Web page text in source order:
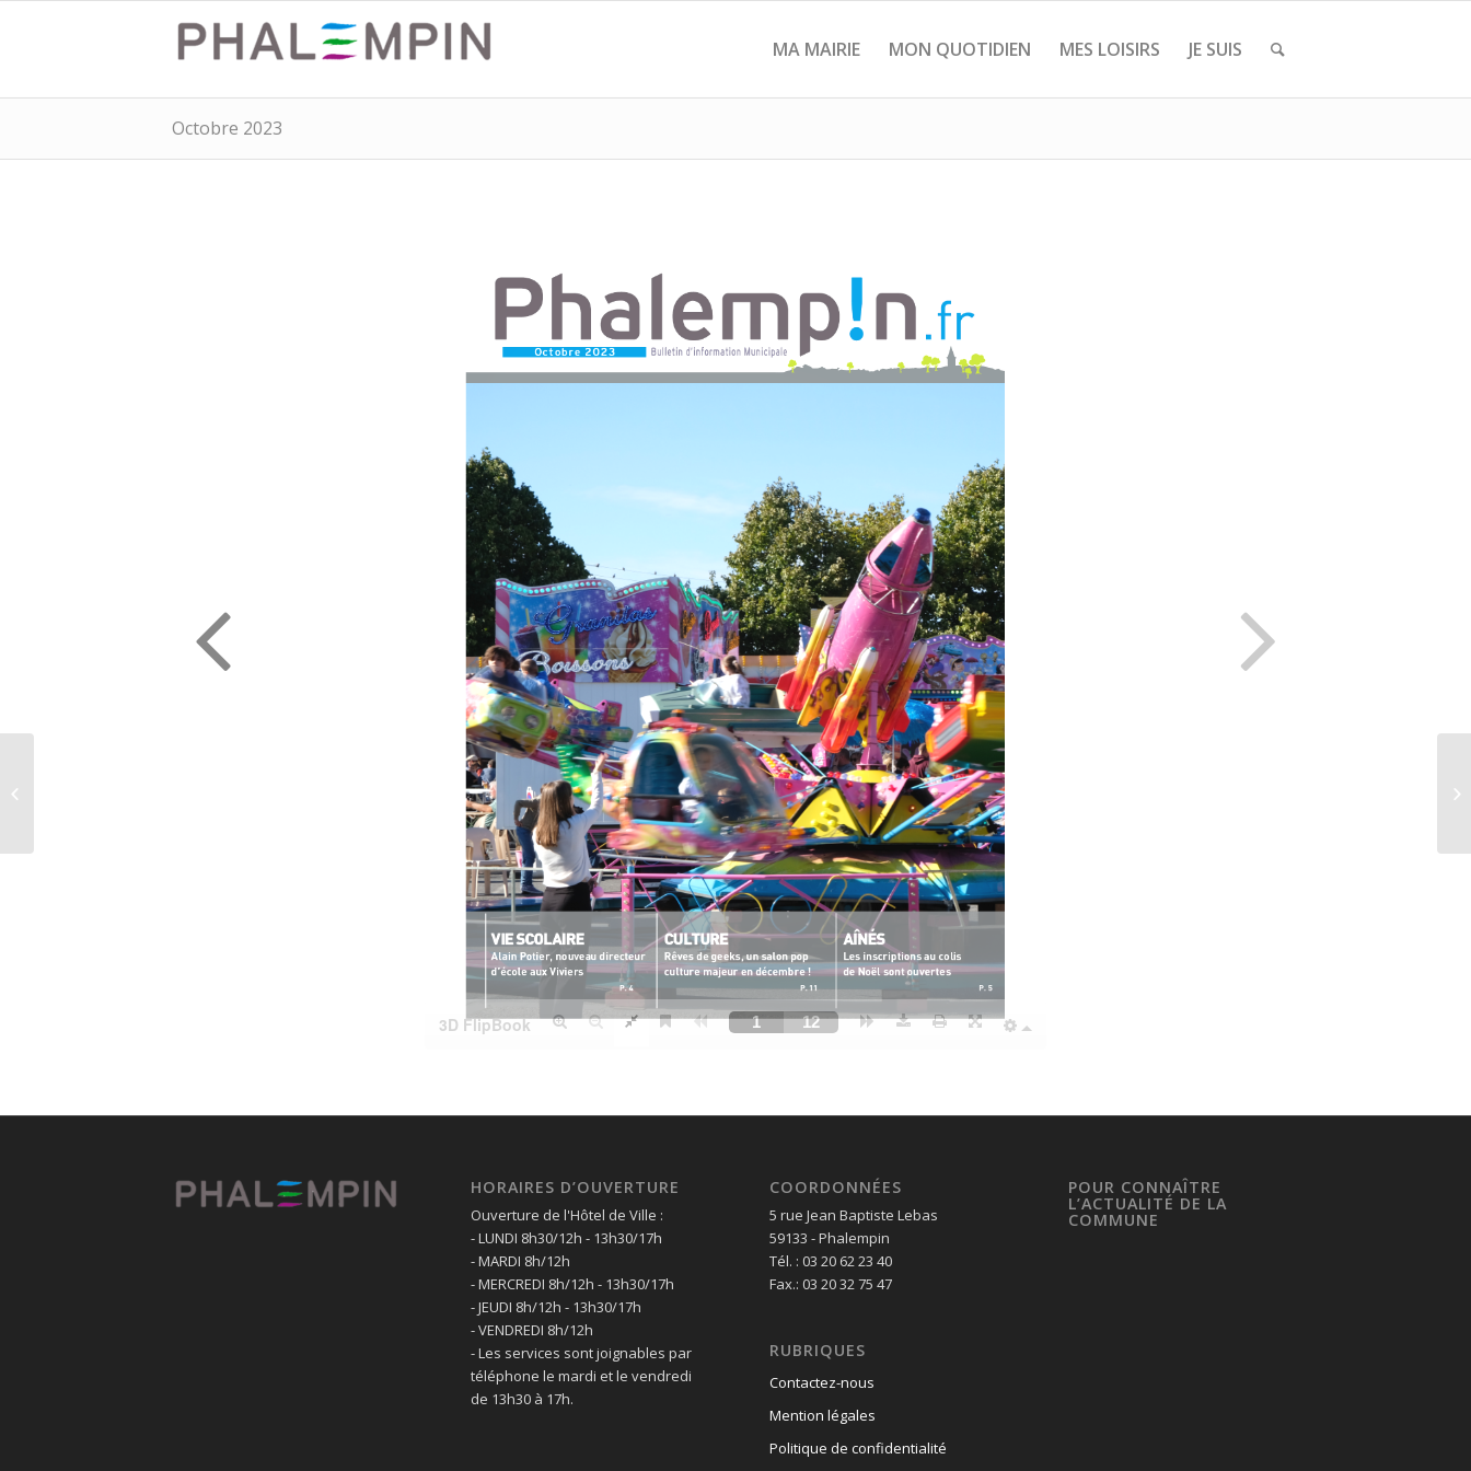
MA MAIRIE MON QUOTIDIEN MES LOISIRS JE SUIS
Octobre 2023
HORAIRES D’OUVERTURE
Ouverture de l'Hôtel de Ville :
- LUNDI 8h30/12h - 13h30/17h
- MARDI 8h/12h
- MERCREDI 8h/12h - 13h30/17h
- JEUDI 8h/12h - 13h30/17h
- VENDREDI 8h/12h
- Les services sont joignables par
téléphone le mardi et le vendredi
de 13h30 à 17h.
COORDONNÉES
5 rue Jean Baptiste Lebas
59133 - Phalempin
Tél. : 03 20 62 23 40
Fax.: 03 20 32 75 47
RUBRIQUES
Contactez-nous
Mention légales
Politique de confidentialité
POUR CONNAÎTRE
L’ACTUALITÉ DE LA
COMMUNE